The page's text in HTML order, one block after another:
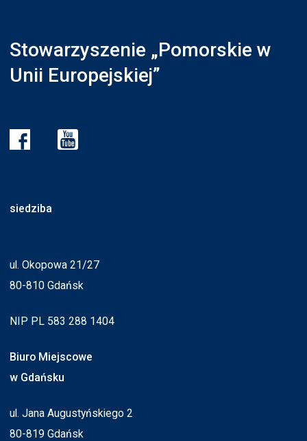
Stowarzyszenie „Pomorskie w
Unii Europejskiej”
siedziba
ul. Okopowa 21/27
80-810 Gdańsk
NIP PL 583 288 1404
Biuro Miejscowe
w Gdańsku
ul. Jana Augustyńskiego 2
80-819 Gdańsk